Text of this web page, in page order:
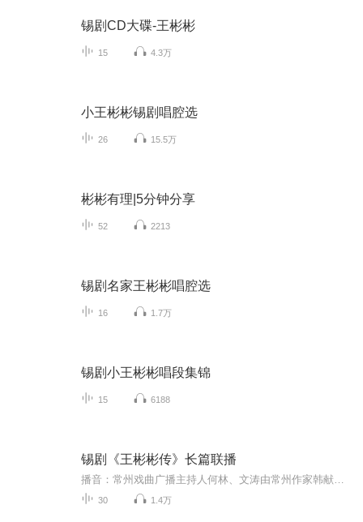
锡剧CD大碟-王彬彬
15 4.3万
小王彬彬锡剧唱腔选
26 15.5万
彬彬有理|5分钟分享
52 2213
锡剧名家王彬彬唱腔选
16 1.7万
锡剧小王彬彬唱段集锦
15 6188
锡剧《王彬彬传》长篇联播
30 1.4万